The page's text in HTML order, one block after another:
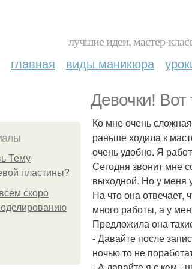
лучшие идеи, мастер-
главная виды маникюра
Девочки! Вот
Тему
пластины?
скоро
Ко мне очень
раньше ходила к
очень удобно. Я
Сегодня звонит мне
выходной. Но у меня
На что она отвечает,
много работы, а у
Предложила она
- Давайте после
ночью то не